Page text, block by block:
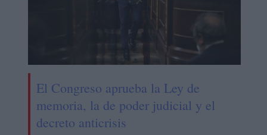
El Congreso aprueba la Ley de
memoria, la de poder judicial y el
decreto anticrisis